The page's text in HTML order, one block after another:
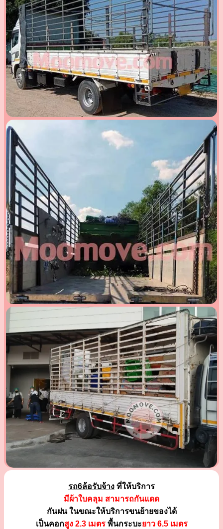
รถ6ล้อรับจ้าง ที่ให้บริการ
มีผ้าใบคลุม สามารถกันแดด
กันฝน ในขณะให้บริการขนย้ายของได้
เป็นคอกสูง 2.3 เมตรพื้นกระบะยาว 6.5 เมตร